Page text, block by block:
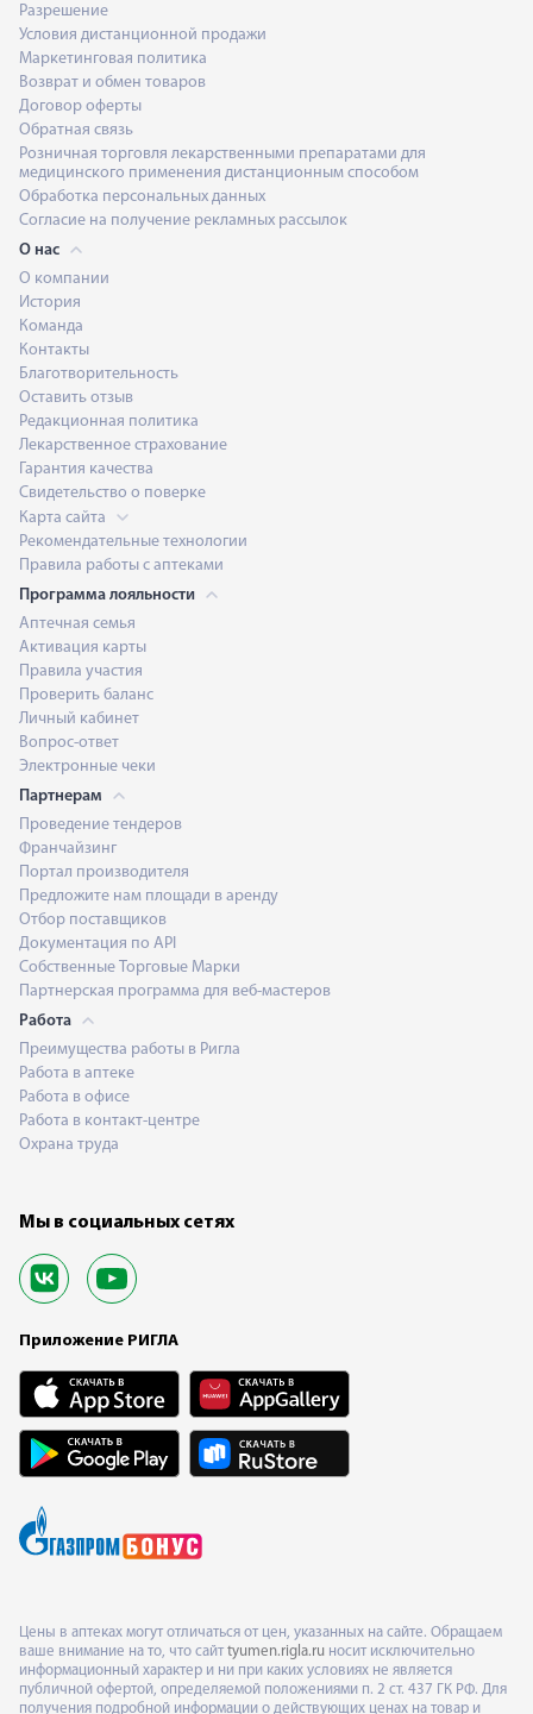
Разрешение
Условия дистанционной продажи
Маркетинговая политика
Возврат и обмен товаров
Договор оферты
Обратная связь
Розничная торговля лекарственными препаратами для
медицинского применения дистанционным способом
Обработка персональных данных
Согласие на получение рекламных рассылок
О нас
О компании
История
Команда
Контакты
Благотворительность
Оставить отзыв
Редакционная политика
Лекарственное страхование
Гарантия качества
Свидетельство о поверке
Карта сайта
Рекомендательные технологии
Правила работы с аптеками
Программа лояльности
Аптечная семья
Активация карты
Правила участия
Проверить баланс
Личный кабинет
Вопрос-ответ
Электронные чеки
Партнерам
Проведение тендеров
Франчайзинг
Портал производителя
Предложите нам площади в аренду
Отбор поставщиков
Документация по API
Собственные Торговые Марки
Партнерская программа для веб-мастеров
Работа
Преимущества работы в Ригла
Работа в аптеке
Работа в офисе
Работа в контакт-центре
Охрана труда
Мы в социальных сетях
Приложение РИГЛА
Цены в аптеках могут отличаться от цен, указанных на сайте. Обращаем
ваше внимание на то, что сайт tyumen.rigla.ru носит исключительно
информационный характер и ни при каких условиях не является
публичной офертой, определяемой положениями п. 2 ст. 437 ГК РФ. Для
получения подробной информации о действующих ценах на товар и